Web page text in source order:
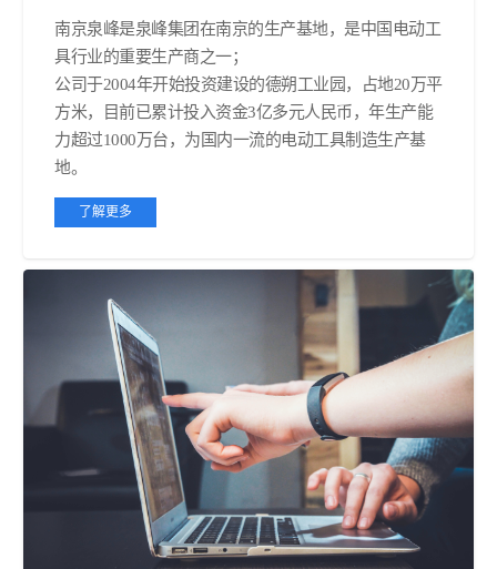
南京泉峰是泉峰集团在南京的生产基地，是中国电动工
具行业的重要生产商之一；
公司于2004年开始投资建设的德朔工业园，占地20万平
方米，目前已累计投入资金3亿多元人民币，年生产能
力超过1000万台，为国内一流的电动工具制造生产基
地。
了解更多